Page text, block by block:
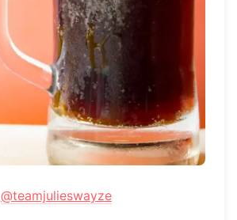
@teamjulieswayze